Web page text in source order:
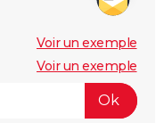
Voir un exemple
Voir un exemple